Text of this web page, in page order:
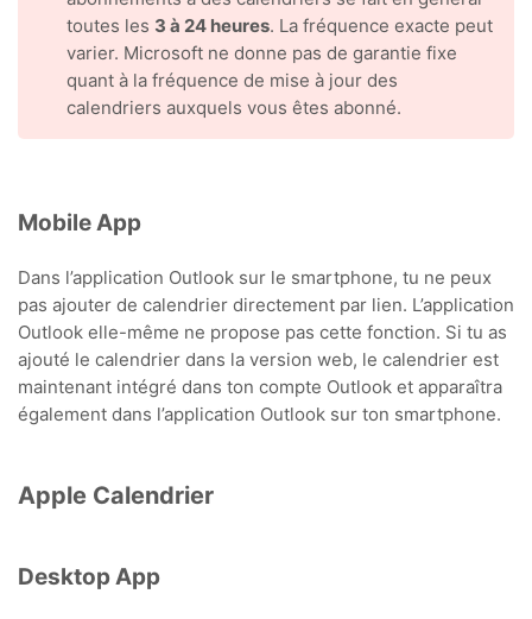
toutes les 3 à 24 heures. La fréquence exacte peut
varier. Microsoft ne donne pas de garantie fixe
quant à la fréquence de mise à jour des
calendriers auxquels vous êtes abonné.
Mobile App
Dans l’application Outlook sur le smartphone, tu ne peux
pas ajouter de calendrier directement par lien. L’application
Outlook elle-même ne propose pas cette fonction. Si tu as
ajouté le calendrier dans la version web, le calendrier est
maintenant intégré dans ton compte Outlook et apparaîtra
également dans l’application Outlook sur ton smartphone.
Apple Calendrier
Desktop App